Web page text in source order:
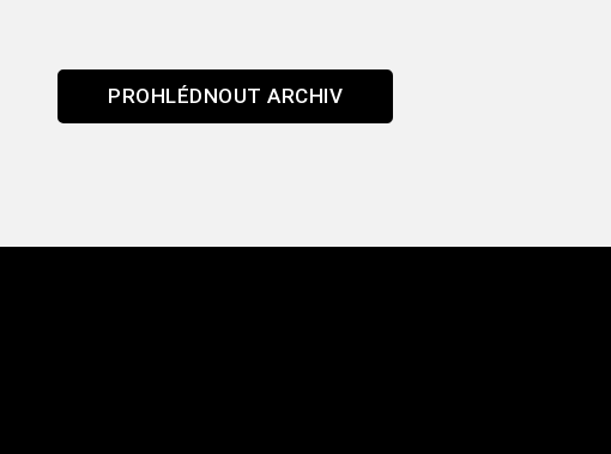
PROHLÉDNOUT ARCHIV